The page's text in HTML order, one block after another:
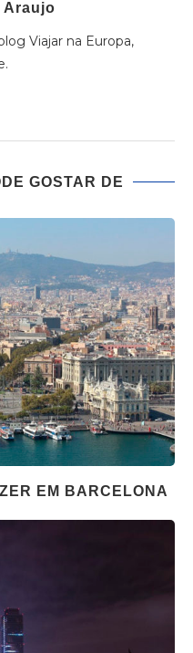
Araujo
Viajar na Europa,
GOSTAR DE
EM BARCELONA